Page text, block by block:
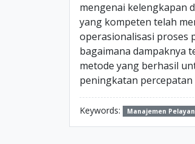
mengenai kelengkapan
yang kompeten telah
operasionalisasi proses
bagaimana dampaknya
metode yang berhasil
peningkatan
Keywords: Manajemen